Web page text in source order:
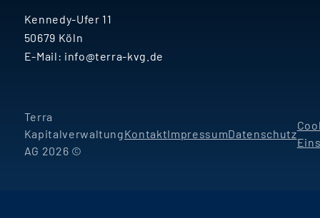
Kennedy-Ufer 11
50679 Köln
E-Mail: info@terra-kvg.de
Terra
Kapitalverwaltung
AG 2026 ©
KontaktImpressumDatenschutz